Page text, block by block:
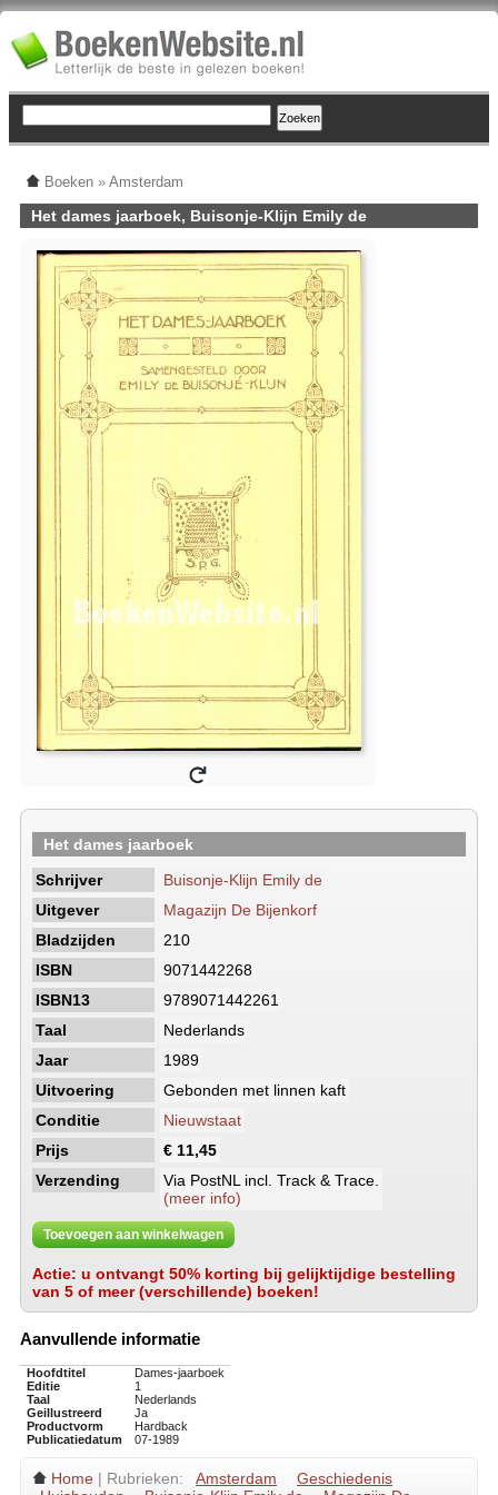
Boeken » Amsterdam
Het dames jaarboek, Buisonje-Klijn Emily de
Het dames jaarboek
Schrijver
Buisonje-Klijn Emily de
Uitgever
Magazijn De Bijenkorf
Bladzijden
210
ISBN
9071442268
ISBN13
9789071442261
Taal
Nederlands
Jaar
1989
Uitvoering
Gebonden met linnen kaft
Conditie
Nieuwstaat
Prijs
€ 11,45
Verzending
Via PostNL incl. Track & Trace.
(meer info)
Toevoegen aan winkelwagen
Actie: u ontvangt 50% korting bij gelijktijdige bestelling
van 5 of meer (verschillende) boeken!
Aanvullende informatie
Hoofdtitel
Dames-jaarboek
Editie
1
Taal
Nederlands
Geillustreerd
Ja
Productvorm
Hardback
Publicatiedatum
07-1989
Home | Rubrieken: Amsterdam
Geschiedenis